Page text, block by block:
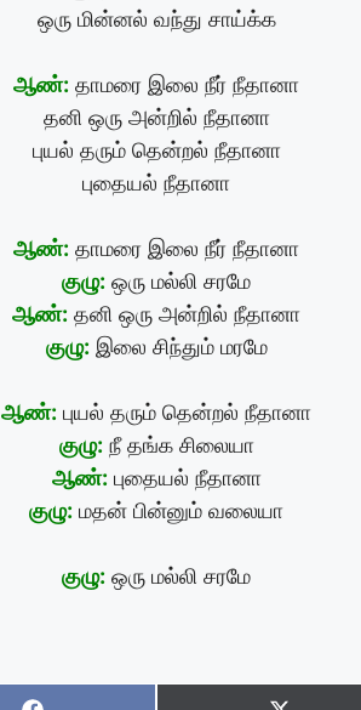
ஒரு மின்னல் வந்து சாய்க்க
ஆண்: தாமரை இலை நீர் நீதானா
தனி ஒரு அன்றில் நீதானா
புயல் தரும் தென்றல் நீதானா
புதையல் நீதானா
ஆண்: தாமரை இலை நீர் நீதானா
குழு: ஒரு மல்லி சரமே
ஆண்: தனி ஒரு அன்றில் நீதானா
குழு: இலை சிந்தும் மரமே
ஆண்: புயல் தரும் தென்றல் நீதானா
குழு: நீ தங்க சிலையா
ஆண்: புதையல் நீதானா
குழு: மதன் பின்னும் வலையா
குழு: ஒரு மல்லி சரமே